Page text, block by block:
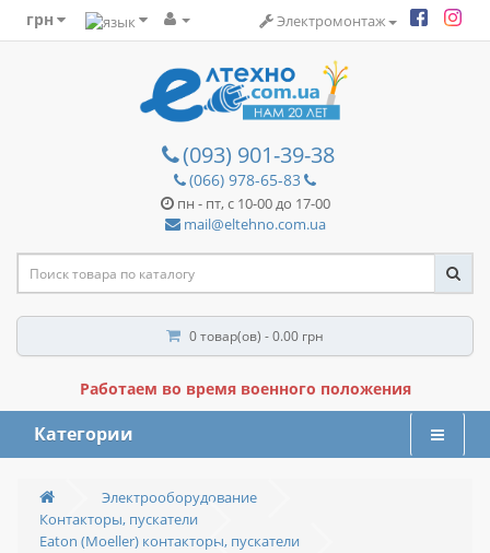
грн Электромонтаж
(093) 901-39-38
(066) 978-65-83
пн - пт, с 10-00 до 17-00
mail@eltehno.com.ua
0 товар(ов) - 0.00 грн
Работаем во время военного положения
Категории
Электрооборудование
Контакторы, пускатели
Eaton (Moeller) контакторы, пускатели